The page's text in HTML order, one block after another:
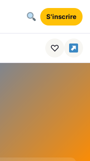
S'inscrire
♡